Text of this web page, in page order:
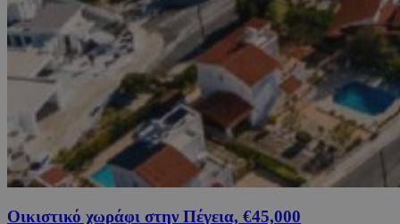
Οικιστικό χωράφι στην Πέγεια, €45,000